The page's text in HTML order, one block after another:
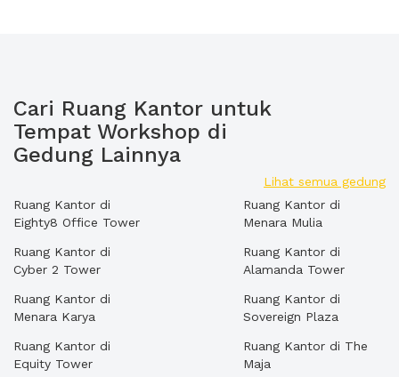
Cari Ruang Kantor untuk
Tempat Workshop di
Gedung Lainnya
Lihat semua gedung
Ruang Kantor di
Eighty8 Office Tower
Ruang Kantor di
Cyber 2 Tower
Ruang Kantor di
Menara Karya
Ruang Kantor di
Equity Tower
Ruang Kantor di
Menara Mulia
Ruang Kantor di
Alamanda Tower
Ruang Kantor di
Sovereign Plaza
Ruang Kantor di The
Maja